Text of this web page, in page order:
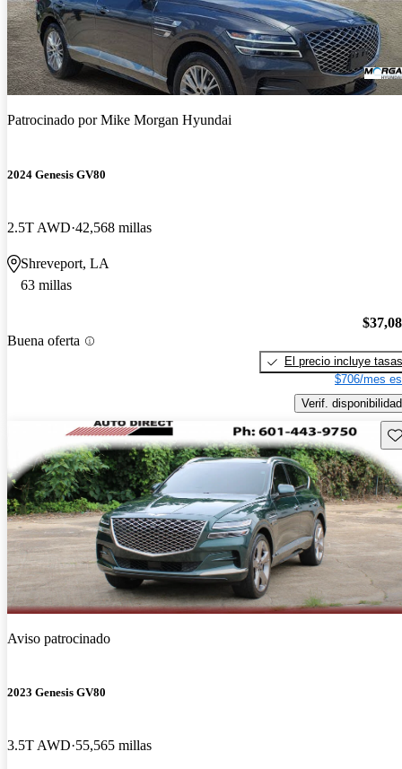
Patrocinado porMike Morgan Hyundai
2024 Genesis GV80
2.5T AWD 42,568 millas
Shreveport, LA
63 millas
Buena oferta
El precio incluye tasas
$706/mes
Verif. disponibilidad
Aviso patrocinado
2023 Genesis GV80
3.5T AWD 55,565 millas